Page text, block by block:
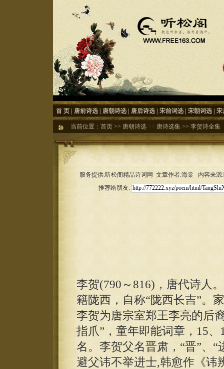
首 页 唐前诗选 唐朝诗选 唐后诗选 宋前词选 宋朝词选 宋
当前位置： 首页 >> 唐朝诗选 >> 唐诗选集 >> 李贺诗全集
服务提供:听松阁精品诗词网 文章作者:海棠 内容来
推荐给朋友:
李贺(790～816)，唐代诗人
籍陇西，自称“陇西长吉”。
李贺为唐宗室郑王李亮的后
指爪”，童年即能词章，15
名。李贺父名晋肃，“晋”、
避父讳不举进士,韩愈作《讳